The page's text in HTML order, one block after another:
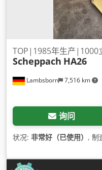
Lambsborn 7,516 km
TOP|1985年生产|1000
Scheppach HA26
询问
状况: 非常好（已使用） , 制